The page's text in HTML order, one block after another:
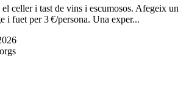
celler i tast de vins i escumosos. Afegeix un
i fuet per 3 €/persona. Una exper...